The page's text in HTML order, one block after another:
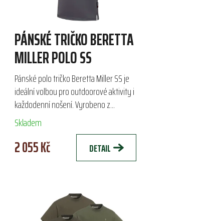
PÁNSKÉ TRIČKO BERETTA
MILLER POLO SS
Pánské polo tričko Beretta Miller SS je
ideální volbou pro outdoorové aktivity i
každodenní nošení. Vyrobeno z
prodyšného materiálu Polartec® Delta™,
zajišťuje komfort,...
Skladem
2 055 Kč DETAIL